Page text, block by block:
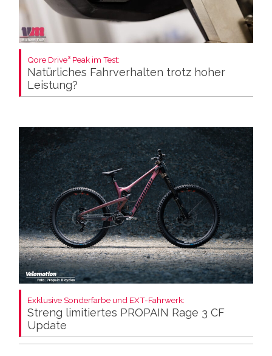
Qore Drive³ Peak im Test:
Natürliches Fahrverhalten trotz hoher
Leistung?
Exklusive Sonderfarbe und EXT-Fahrwerk:
Streng limitiertes PROPAIN Rage 3 CF
Update